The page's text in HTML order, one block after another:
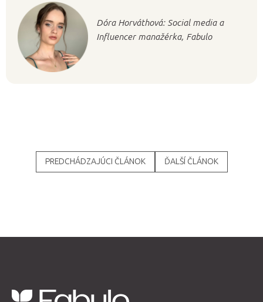
Dóra Horváthová: Social media a
Influencer manažérka, Fabulo
PREDCHÁDZAJÚCI ČLÁNOK ĎALŠÍ ČLÁNOK